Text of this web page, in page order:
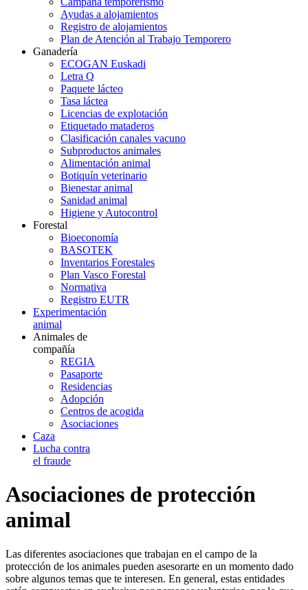
Ayudas a alojamientos
Registro de alojamientos
Plan de Atención al Trabajo Temporero
Ganadería
ECOGAN Euskadi
Letra Q
Paquete lácteo
Tasa láctea
Licencias de explotación
Etiquetado mataderos
Clasificación canales vacuno
Subproductos animales
Alimentación animal
Botiquín veterinario
Bienestar animal
Sanidad animal
Higiene y Autocontrol
Forestal
Bioeconomía
BASOTEK
Inventarios Forestales
Plan Vasco Forestal
Normativa
Registro EUTR
Experimentación
animal
Animales de
compañía
REGIA
Pasaporte
Residencias
Adopción
Centros de acogida
Asociaciones
Caza
Lucha contra
el fraude
Asociaciones de protección
animal
Las diferentes asociaciones que trabajan en el campo de la
protección de los animales pueden asesorarte en un momento dado
sobre algunos temas que te interesen. En general, estas entidades